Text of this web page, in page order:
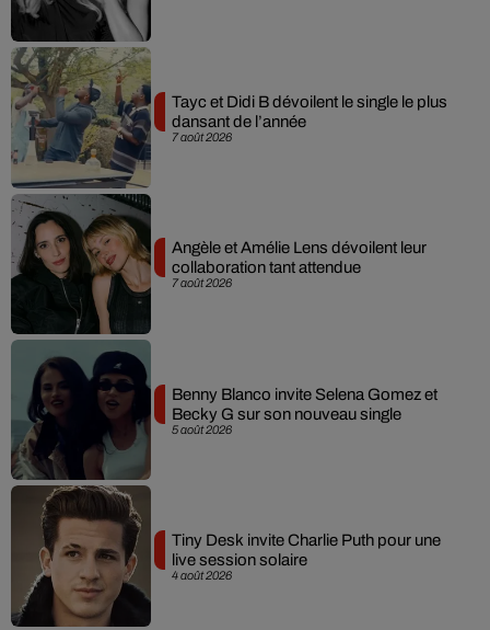
7 août 2026
Tayc et Didi B dévoilent le single le plus
dansant de l’année
7 août 2026
Angèle et Amélie Lens dévoilent leur
collaboration tant attendue
5 août 2026
Benny Blanco invite Selena Gomez et
Becky G sur son nouveau single
4 août 2026
Tiny Desk invite Charlie Puth pour une
live session solaire